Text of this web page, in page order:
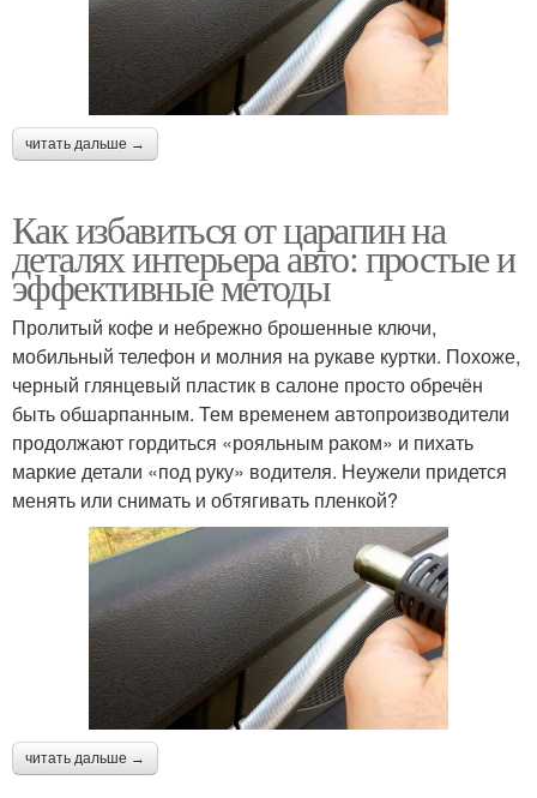
читать дальше →
Как избавиться от царапин на
деталях интерьера авто: простые и
эффективные методы
Пролитый кофе и небрежно брошенные ключи,
мобильный телефон и молния на рукаве куртки. Похоже,
черный глянцевый пластик в салоне просто обречён
быть обшарпанным. Тем временем автопроизводители
продолжают гордиться «рояльным раком» и пихать
маркие детали «под руку» водителя. Неужели придется
менять или снимать и обтягивать пленкой?
читать дальше →